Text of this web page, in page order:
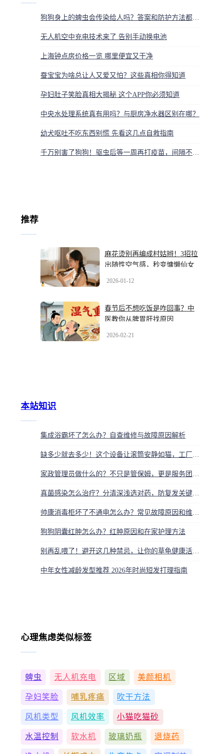
狗狗身上的蜱虫会传染给人吗？答案和防护方法都在这
无人机空中充电技术来了 告别手动换电池
上海钟点房价格一览 哪里便宜又干净
蚕宝宝为啥总让人又爱又怕？这些真相你得知道
孕妇肚子笑脸真相大揭秘 这个APP你必须知道
中央水处理系统真有用吗？与厨房净水器区别在哪？
幼犬呕吐不吃东西别慌 先看这几点自救指南
千万别害了狗狗！驱虫后等一周再打疫苗，间隔不对全白费
推荐
麻花烫别再编成村姑辫！3招拉
出随性空气感，秒变慵懒仙女
2026-01-12
春节后不想吃饭是咋回事？中
医教你从脾胃肝找原因
2026-02-21
本站知识
集成浴霸坏了怎么办？自查维修与故障原因解析
狗狗阴囊红肿怎么办？红肿原因和在家护理方法
中年女性减龄发型推荐 2026年时尚短发打理指南
心理焦虑类似标签
蜱虫 无人机充电 区域 美颜相机
孕妇笑脸 哺乳疼痛 吹干方法
风机类型 风机效率 小猫吃猫砂
水温控制 软水机 玻璃奶瓶 退烧药